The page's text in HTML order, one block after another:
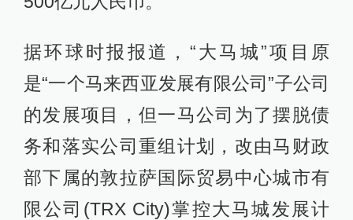
据环球时报报道，“大马城”项目原
是“一个马来西亚发展有限公司”子公司
的发展项目，但一马公司为了摆脱债
务和落实公司重组计划，改由马财政
部下属的敦拉萨国际贸易中心城市有
限公司(TRX City)掌控大马城发展计